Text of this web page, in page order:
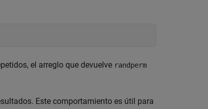
el arreglo que devuelve randperm
Este comportamiento es útil para